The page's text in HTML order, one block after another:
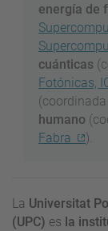
energía de
cuánticas
Fotónicas,
humano
Fabra
).
La Universitat
(UPC) es la